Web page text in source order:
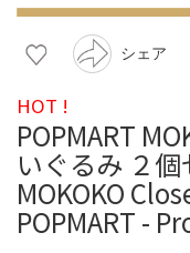
シェア
HOT !
POPMART
いぐるみ ２
MOKOKO
POPMART -